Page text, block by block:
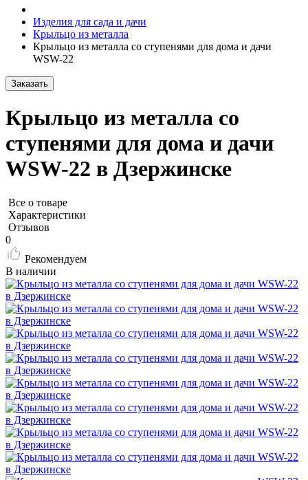
Изделия для сада и дачи
Крыльцо из металла
Крыльцо из металла со ступенями для дома и дачи
WSW-22
Заказать
Крыльцо из металла со
ступенями для дома и дачи
WSW-22 в Дзержинске
Все о товаре
Характеристики
Отзывов
0
Рекомендуем
В наличии